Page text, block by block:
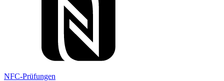
NFC-Prüfungen